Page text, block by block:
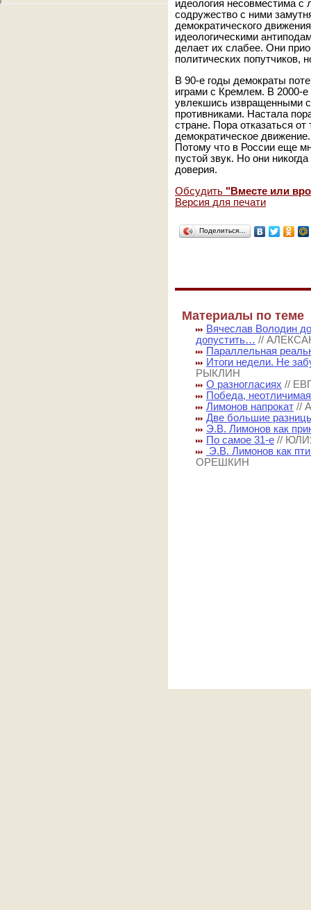
идеология несовместима с
содружество с ними
демократического
идеологическими
делает их слабее. Они
политических попутчиков,
В 90-е годы демократы
играми с Кремлем. В 2000-е
увлекшись извращенными
противниками. Настала
стране. Пора отказаться
демократическое
Потому что в России еще
пустой звук. Но они
доверия.
Обсудить "Вместе или
Версия для печати
Поделиться…
Материалы по теме
Вячеслав Володин
допустить… //
Параллельная
Итоги недели. Не
РЫКЛИН
О разногласиях //
Победа,
Лимонов напрокат //
Две большие
Э.В. Лимонов как
По самое 31-е //
Э.В. Лимонов как
ОРЕШКИН